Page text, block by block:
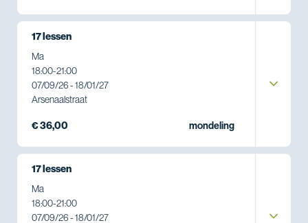
17 lessen
Ma
18:00-21:00
07/09/26 - 18/01/27
Arsenaalstraat
€ 36,00 mondeling
17 lessen
Ma
18:00-21:00
07/09/26 - 18/01/27